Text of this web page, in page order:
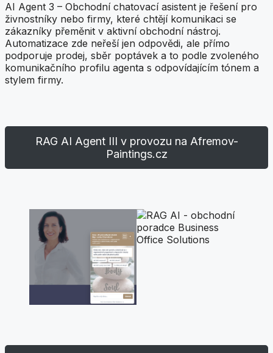
AI Agent 3 – Obchodní chatovací asistent je řešení pro
živnostníky nebo firmy, které chtějí komunikaci se
zákazníky přeměnit v aktivní obchodní nástroj.
Automatizace zde neřeší jen odpovědi, ale přímo
podporuje prodej, sběr poptávek a to podle zvoleného
komunikačního profilu agenta s odpovídajícím tónem a
stylem firmy.
RAG AI Agent III v provozu na Afremov-
Paintings.cz